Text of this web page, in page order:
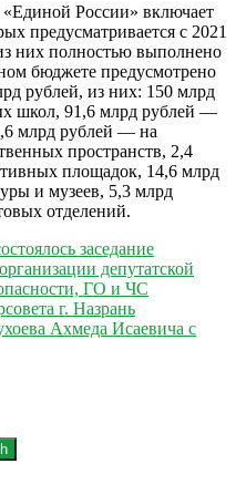
России» включает
предусматривается с 2021
них полностью выполнено
бюджете предусмотрено
рублей, из них: 150 млрд
школ, 91,6 млрд рублей —
млрд рублей — на
пространств, 2,4
площадок, 14,6 млрд
и музеев, 5,3 млрд
отделений.
заседание
депутатской
ГО и ЧС
г. Назрань
Ахмеда Исаевича с